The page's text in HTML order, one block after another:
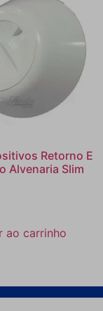
Retorno E
Alvenaria Slim
ao carrinho